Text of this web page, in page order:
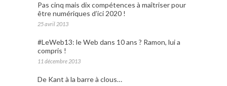
Pas cinq mais dix compétences à maîtriser pour
être numériques d’ici 2020 !
25 avril 2013
#LeWeb13: le Web dans 10 ans ? Ramon, lui a
compris !
11 décembre 2013
De Kant à la barre à clous…